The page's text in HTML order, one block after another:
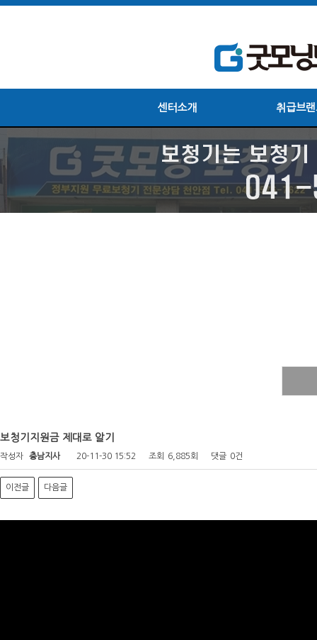
센터소개 취급브
보청기지원금 제대로 알기
작성자 충남지사 20-11-30 15:52 조회 6,885회 댓글 0건
이전글 다음글